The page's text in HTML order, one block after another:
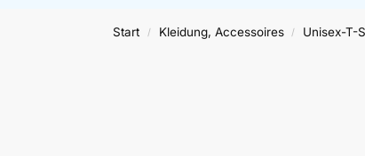
Start / Kleidung, Accessoires / Unisex-T-